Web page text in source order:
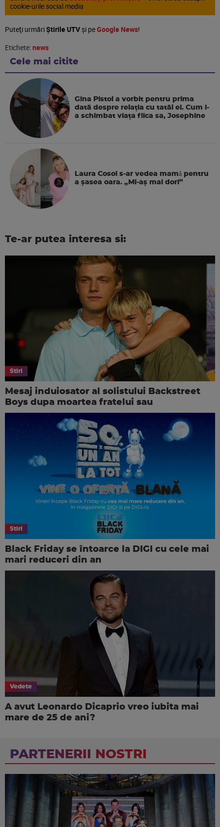
cookie-urile social media
Puteţi urmăriȘtirile UTVşi peGoogle News!
Etichete:news
Cele mai citite
Gina Pistol a vorbit pentru prima
dată despre relația cu tatăl ei. Cum i-
a schimbat viața fiica sa, Josephine
Laura Cosoi s-ar vedea mamǎ pentru
a şasea oara. „Mi-aș mai dori”
Te-ar putea interesa si:
Stiri
Mesaj induiosator al solistului Backstreet
Boys dupa moartea fratelui sau
Stiri
Black Friday se întoarce la DIGI cu cele mai
mari reduceri din an
Vedete
A avut Leonardo Dicaprio vreo iubita mai
mare de 25 de ani?
PARTENERII NOSTRI